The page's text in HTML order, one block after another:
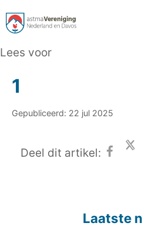
Lees voor
1
Gepubliceerd: 22 jul 2025
Deel dit artikel:
Laatste